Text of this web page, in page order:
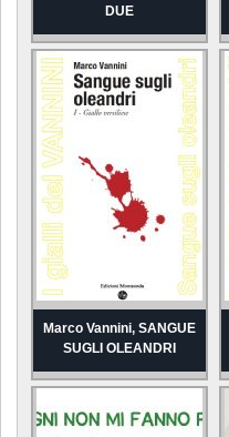
DUE
Marco Vannini, SANGUE
SUGLI OLEANDRI